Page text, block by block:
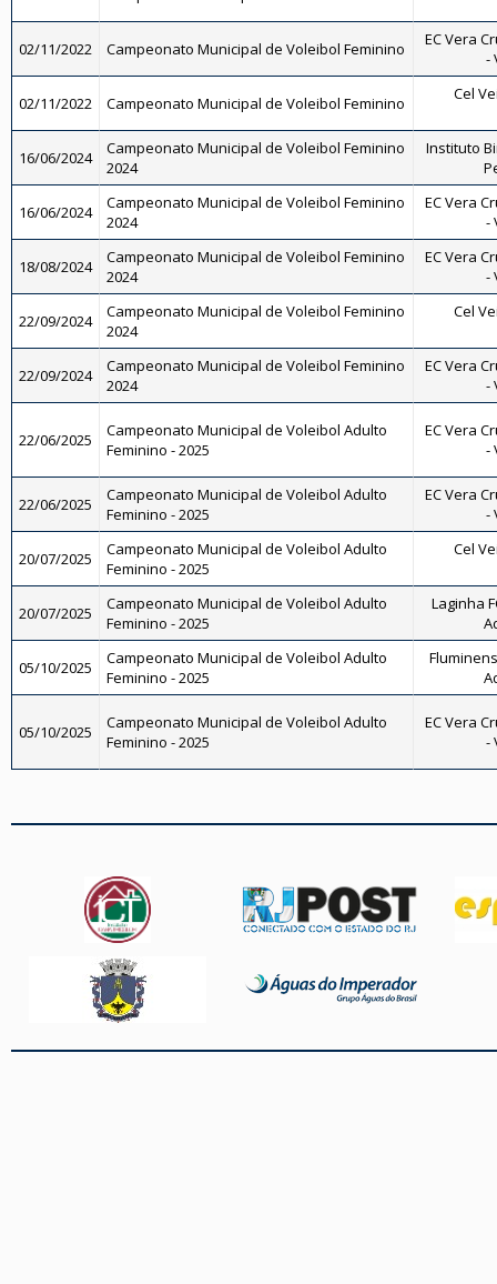
02/11/2022 Campeonato Municipal de Voleibol Feminino
EC Vera
-
02/11/2022 Campeonato Municipal de Voleibol Feminino Cel
16/06/2024
Campeonato Municipal de Voleibol Feminino
2024
Instituto
16/06/2024
Campeonato Municipal de Voleibol Feminino
2024
EC Vera
-
18/08/2024
Campeonato Municipal de Voleibol Feminino
2024
EC Vera
-
22/09/2024
Campeonato Municipal de Voleibol Feminino
2024
Cel
22/09/2024
Campeonato Municipal de Voleibol Feminino
2024
EC Vera
-
22/06/2025
Campeonato Municipal de Voleibol Adulto
Feminino - 2025
EC Vera
-
22/06/2025
Campeonato Municipal de Voleibol Adulto
Feminino - 2025
EC Vera
-
20/07/2025
Campeonato Municipal de Voleibol Adulto
Feminino - 2025
Cel
20/07/2025
Campeonato Municipal de Voleibol Adulto
Feminino - 2025
Laginha
05/10/2025
Campeonato Municipal de Voleibol Adulto
Feminino - 2025
05/10/2025
Campeonato Municipal de Voleibol Adulto
Feminino - 2025
EC Vera
-